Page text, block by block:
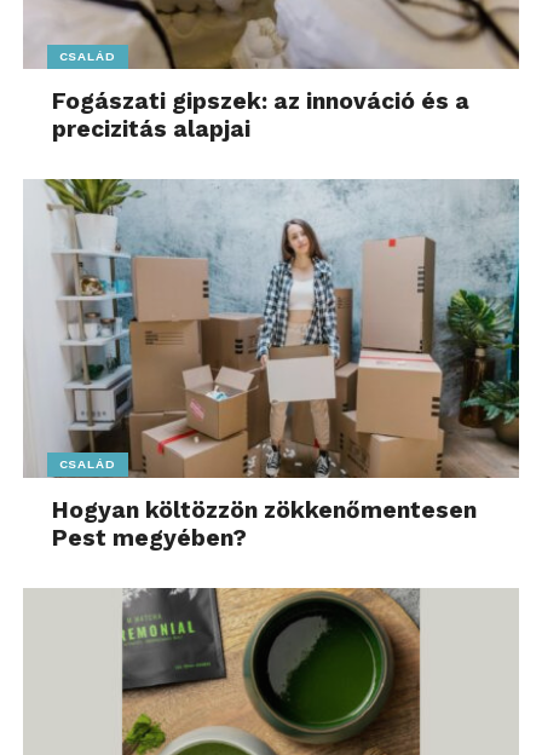
CSALÁD
Fogászati gipszek: az innováció és a
precizitás alapjai
CSALÁD
Hogyan költözzön zökkenőmentesen
Pest megyében?